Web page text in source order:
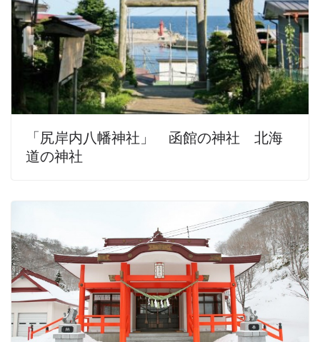
「尻岸内八幡神社」 函館の神社 北海
道の神社